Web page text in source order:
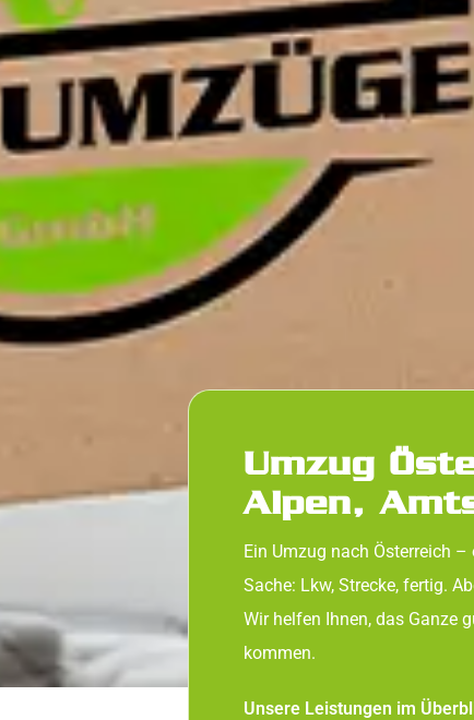
Umzug
Alpen,
Ein Umzug nach Österreich
Sache: Lkw, Strecke, fertig.
Wir helfen Ihnen, das Ganze
kommen.
Unsere Leistungen im